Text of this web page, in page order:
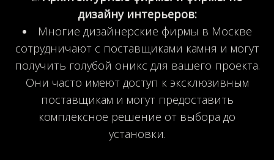
дизайну интерьеров:
Многие дизайнерские фирмы в Москве
сотрудничают с поставщиками камня и могут
получить голубой оникс для вашего проекта.
Они часто имеют доступ к эксклюзивным
поставщикам и могут предоставить
комплексное решение от выбора до
установки.